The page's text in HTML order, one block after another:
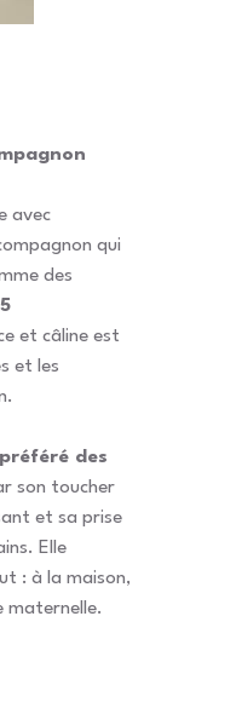
avec
qui
des
et câline est
et les
des
son toucher
et sa prise
Elle
: à la maison,
maternelle.